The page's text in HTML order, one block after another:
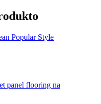
panel flooring na